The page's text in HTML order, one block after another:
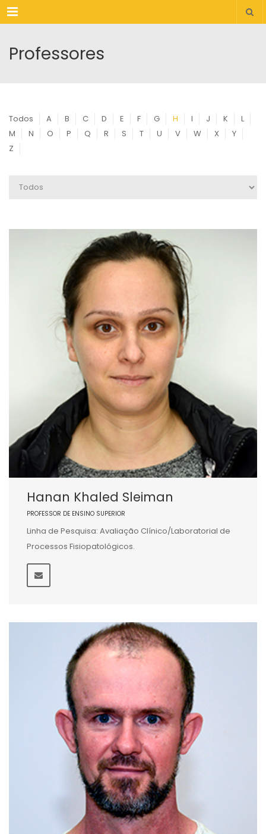
Menu
Professores
Todos A B C D E F G H I J K
L
M
N O P Q R S T U V W X
Y
Z
Hanan Khaled Sleiman
PROFESSOR DE ENSINO SUPERIOR
Linha de Pesquisa: Avaliação Clínico/Laboratorial de
Processos Fisiopatológicos.